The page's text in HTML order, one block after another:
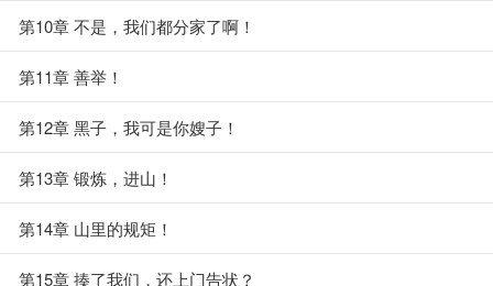
第10章 不是，我们都分家了啊！
第11章 善举！
第12章 黑子，我可是你嫂子！
第13章 锻炼，进山！
第14章 山里的规矩！
第15章 揍了我们，还上门告状？